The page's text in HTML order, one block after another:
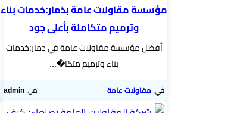
مؤسسة مقاولات عامة بذمار:خدمات بناء
وترميم متكاملة بأعلى جود
أفضل مؤسسة مقاولات عامة في ذمار:خدمات
بناء وترميم متكا�...
في:مقاولات عامة من:admin